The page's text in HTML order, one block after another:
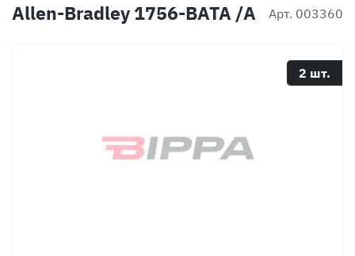
Вопросы и ответы
Allen-Bradley 1756-BATA /A Арт. 003360
2 шт.